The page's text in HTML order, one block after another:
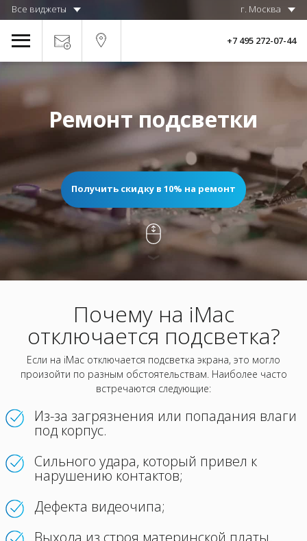
Все виджеты г. Москва
+7 495 272-07-44
Ремонт подсветки
Получить скидку в 10% на ремонт
Почему на iMac
отключается подсветка?
Если на iMac отключается подсветка экрана, это могло
произойти по разным обстоятельствам. Наиболее часто
встречаются следующие:
Из-за загрязнения или попадания влаги
под корпус.
Сильного удара, который привел к
нарушению контактов;
Дефекта видеочипа;
Выхода из строя материнской платы.